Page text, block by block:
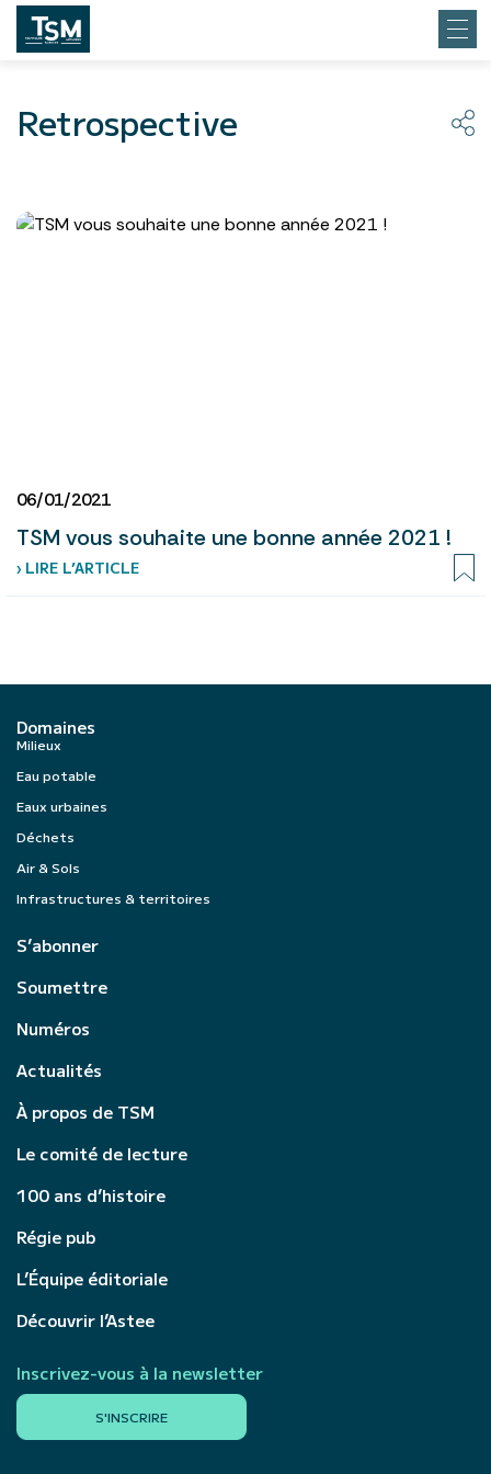
Retrospective
06/01/2021
TSM vous souhaite une bonne année 2021 !
› LIRE L’ARTICLE
Domaines
Milieux
Eau potable
Eaux urbaines
Déchets
Air & Sols
Infrastructures & territoires
S’abonner
Soumettre
Numéros
Actualités
À propos de TSM
Le comité de lecture
100 ans d’histoire
Régie pub
L’Équipe éditoriale
Découvrir l’Astee
Inscrivez-vous à la newsletter
S'INSCRIRE